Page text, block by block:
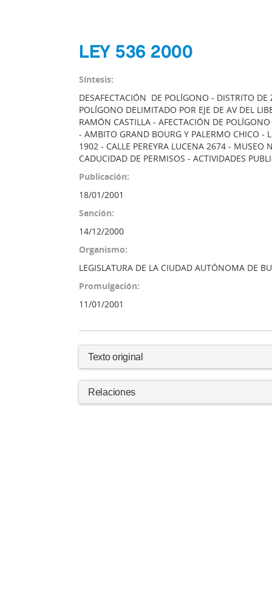
LEY 536 2000
Síntesis:
DESAFECTACIÓN DE POLÍGONO - DISTRITO
POLÍGONO DELIMITADO POR EJE DE AV DEL
RAMÓN CASTILLA - AFECTACIÓN DE
- AMBITO GRAND BOURG Y PALERMO CHICO -
1902 - CALLE PEREYRA LUCENA 2674 - MUSEO
CADUCIDAD DE PERMISOS - ACTIVIDADES
Publicación:
18/01/2001
Sanción:
14/12/2000
Organismo:
LEGISLATURA DE LA CIUDAD AUTÓNOMA DE
Promulgación:
11/01/2001
Texto original
Relaciones